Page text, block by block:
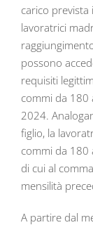
carico prevista
lavoratrici
possono
requisiti
commi da 180
2024.
figlio, la
commi da 180
di cui al
mensilità
A partire dal